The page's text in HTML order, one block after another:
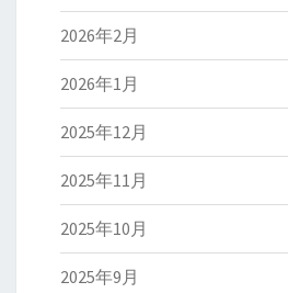
2026年2月
2026年1月
2025年12月
2025年11月
2025年10月
2025年9月